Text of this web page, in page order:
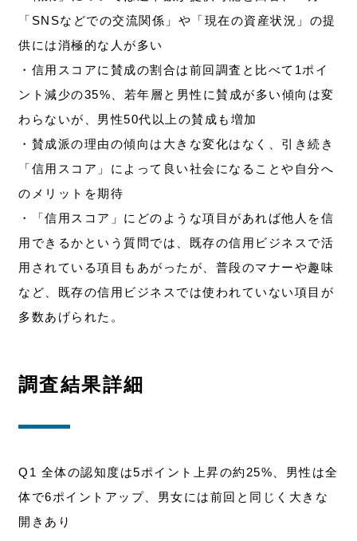
「SNSなどでの交流関係」や「現在の資産状況」の提
供には消極的な人が多い
・信用スコアに賛成の割合は前回調査と比べて1ポイ
ント減少の35%、若年層と男性に賛成が多い傾向は変
わらないが、男性50代以上の賛成も増加
・賛成派の理由の傾向は大きな変化はなく、引き続き
「信用スコア」によって良い社会になることや自分へ
のメリットを期待
・「信用スコア」にどのような項目があれば他人を信
用できるかという質問では、既存の信用ビジネスで活
用されている項目もあがったが、普段のマナーや趣味
など、既存の信用ビジネスでは使われていない項目が
多数あげられた。
調査結果詳細
Q1 全体の認知度は5ポイント上昇の約25%、男性は全
体で6ポイントアップ、男女には前回と同じく大きな
開きあり